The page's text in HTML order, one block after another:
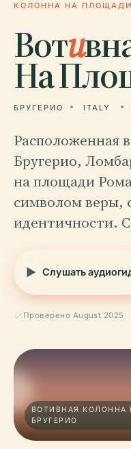
КОЛОННА НА
Воти
На
БРУГЕРИО ITALY
Расположенная
Бругерио,
на площади
символом веры,
идентичности.
Слушать
Проверено August 2025
ВОТИВНАЯ КОЛОННА
БРУГЕРИО